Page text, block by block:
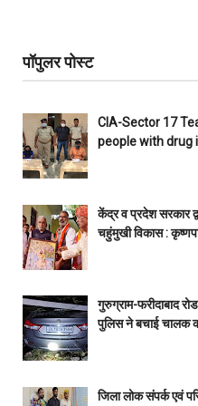
पॉपुलर पोस्ट
CIA-Sector 17
people with drug
केंद्र व प्रदेश सरकार
चहुंमुखी विकास :
गुरुग्राम-फरीदाबाद
पुलिस ने बचाई चालक
जिला लोक संपर्क एवं